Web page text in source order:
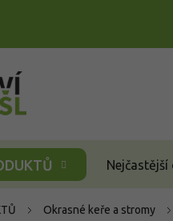
Okrasné keře a stromy